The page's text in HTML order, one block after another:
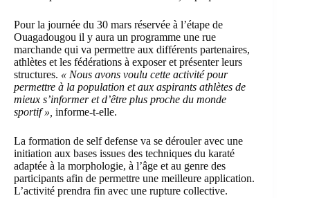
Pour la journée du 30 mars réservée à l’étape de
Ouagadougou il y aura un programme une rue
marchande qui va permettre aux différents partenaires,
athlètes et les fédérations à exposer et présenter leurs
structures. « Nous avons voulu cette activité pour
permettre à la population et aux aspirants athlètes de
mieux s’informer et d’être plus proche du monde
sportif », informe-t-elle.
La formation de self defense va se dérouler avec une
initiation aux bases issues des techniques du karaté
adaptée à la morphologie, à l’âge et au genre des
participants afin de permettre une meilleure application.
L’activité prendra fin avec une rupture collective.